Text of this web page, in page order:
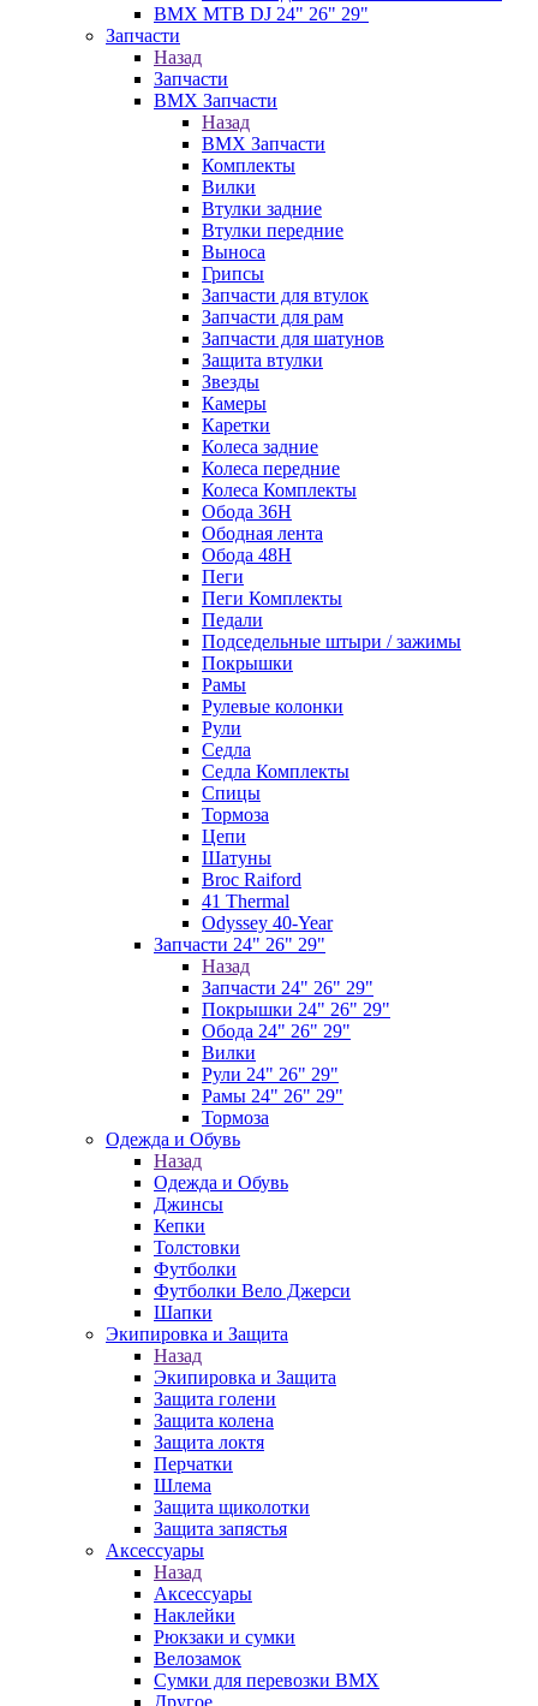
BMX MTB DJ 24" 26" 29"
Запчасти
Назад
Запчасти
BMX Запчасти
Назад
BMX Запчасти
Комплекты
Вилки
Втулки задние
Втулки передние
Выноса
Грипсы
Запчасти для втулок
Запчасти для рам
Запчасти для шатунов
Защита втулки
Звезды
Камеры
Каретки
Колеса задние
Колеса передние
Колеса Комплекты
Обода 36H
Ободная лента
Обода 48H
Пеги
Пеги Комплекты
Педали
Подседельные штыри / зажимы
Покрышки
Рамы
Рулевые колонки
Рули
Седла
Седла Комплекты
Спицы
Тормоза
Цепи
Шатуны
Broc Raiford
41 Thermal
Odyssey 40-Year
Запчасти 24" 26" 29"
Назад
Запчасти 24" 26" 29"
Покрышки 24" 26" 29"
Обода 24" 26" 29"
Вилки
Рули 24" 26" 29"
Рамы 24" 26" 29"
Тормоза
Одежда и Обувь
Назад
Одежда и Обувь
Джинсы
Кепки
Толстовки
Футболки
Футболки Вело Джерси
Шапки
Экипировка и Защита
Назад
Экипировка и Защита
Защита голени
Защита колена
Защита локтя
Перчатки
Шлема
Защита щиколотки
Защита запястья
Аксессуары
Назад
Аксессуары
Наклейки
Рюкзаки и сумки
Велозамок
Сумки для перевозки BMX
Другое